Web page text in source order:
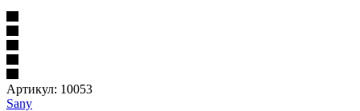
Артикул: 10053
Sany